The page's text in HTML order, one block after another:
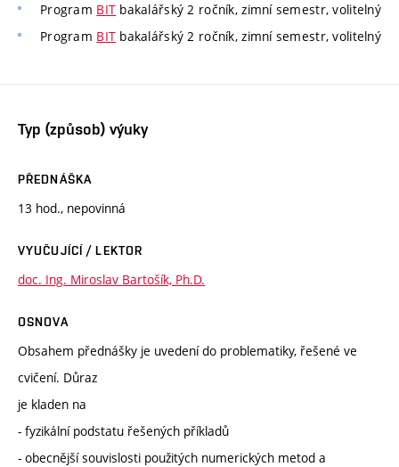
Program BIT bakalářský 2 ročník, zimní semestr, volitelný
Program BIT bakalářský 2 ročník, zimní semestr, volitelný
Typ (způsob) výuky
PŘEDNÁŠKA
13 hod., nepovinná
VYUČUJÍCÍ / LEKTOR
doc. Ing. Miroslav Bartošík, Ph.D.
OSNOVA
Obsahem přednášky je uvedení do problematiky, řešené ve
cvičení. Důraz
je kladen na
- fyzikální podstatu řešených příkladů
- obecnější souvislosti použitých numerických metod a